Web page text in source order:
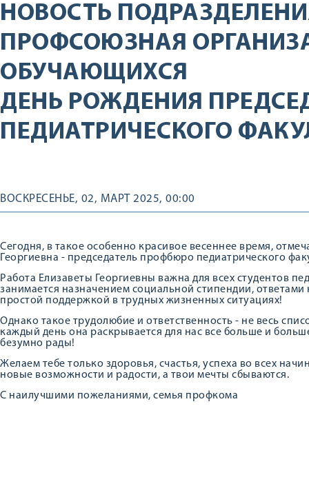
НОВОСТЬ
ПРОФСОЮЗНАЯ
ОБУЧАЮЩИХСЯ
ДЕНЬ РОЖДЕНИЯ
ПЕДИАТРИЧЕСКОГО
ВОСКРЕСЕНЬЕ, 02, МАРТ 2025, 00:00
Сегодня, в такое особенно красивое весеннее время,
Георгиевна - председатель профбюро педиатрического
Работа Елизаветы Георгиевны важна для всех студентов
занимается назначением социальной стипендии,
простой поддержкой в трудных жизненных ситуациях!
Однако такое трудолюбие и ответственность - не весь
каждый день она раскрывается для нас все больше и
безумно рады!
Желаем тебе только здоровья, счастья, успеха во всех
новые возможности и радости, а твои мечты сбываются.
С наилучшими пожеланиями, семья профкома